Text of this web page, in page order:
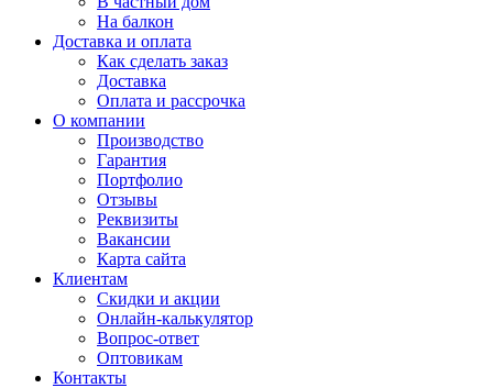
На балкон
Доставка и оплата
Как сделать заказ
Доставка
Оплата и рассрочка
О компании
Производство
Гарантия
Портфолио
Отзывы
Реквизиты
Вакансии
Карта сайта
Клиентам
Скидки и акции
Онлайн-калькулятор
Вопрос-ответ
Оптовикам
Контакты